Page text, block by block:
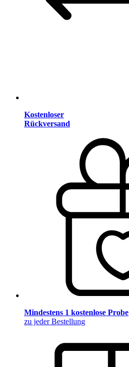
Kostenloser
Rückversand
Mindestens 1 kostenlose Probe
zu jeder Bestellung